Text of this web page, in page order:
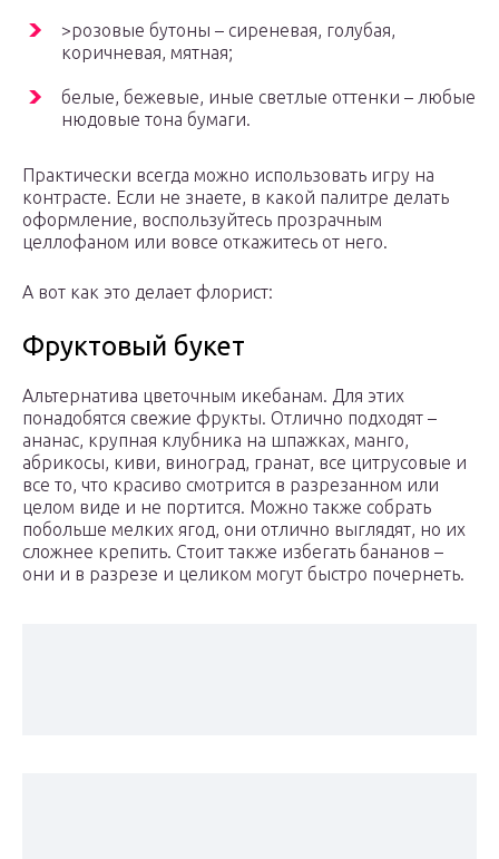
>розовые бутоны – сиреневая, голубая,
коричневая, мятная;
белые, бежевые, иные светлые оттенки – любые
нюдовые тона бумаги.
Практически всегда можно использовать игру на
контрасте. Если не знаете, в какой палитре делать
оформление, воспользуйтесь прозрачным
целлофаном или вовсе откажитесь от него.
А вот как это делает флорист:
Фруктовый букет
Альтернатива цветочным икебанам. Для этих
понадобятся свежие фрукты. Отлично подходят –
ананас, крупная клубника на шпажках, манго,
абрикосы, киви, виноград, гранат, все цитрусовые и
все то, что красиво смотрится в разрезанном или
целом виде и не портится. Можно также собрать
побольше мелких ягод, они отлично выглядят, но их
сложнее крепить. Стоит также избегать бананов –
они и в разрезе и целиком могут быстро почернеть.